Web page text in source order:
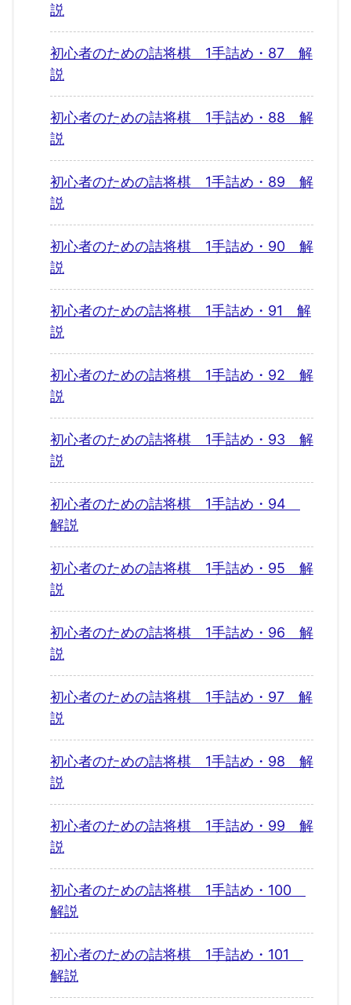
説
初心者のための詰将棋 1手詰め・87 解
説
初心者のための詰将棋 1手詰め・88 解
説
初心者のための詰将棋 1手詰め・89 解
説
初心者のための詰将棋 1手詰め・90 解
説
初心者のための詰将棋 1手詰め・91 解
説
初心者のための詰将棋 1手詰め・92 解
説
初心者のための詰将棋 1手詰め・93 解
説
初心者のための詰将棋 1手詰め・94
解説
初心者のための詰将棋 1手詰め・95 解
説
初心者のための詰将棋 1手詰め・96 解
説
初心者のための詰将棋 1手詰め・97 解
説
初心者のための詰将棋 1手詰め・98 解
説
初心者のための詰将棋 1手詰め・99 解
説
初心者のための詰将棋 1手詰め・100
解説
初心者のための詰将棋 1手詰め・101
解説